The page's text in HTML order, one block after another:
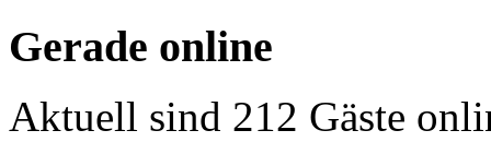
Gerade online
Aktuell sind 212 Gäste